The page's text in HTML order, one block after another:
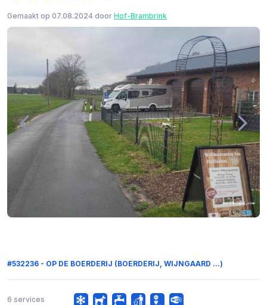
Gemaakt op 07.08.2024 door Hof-Brambrink
#532236 - OP DE BOERDERIJ (BOERDERIJ, WIJNGAARD ...)
6 services